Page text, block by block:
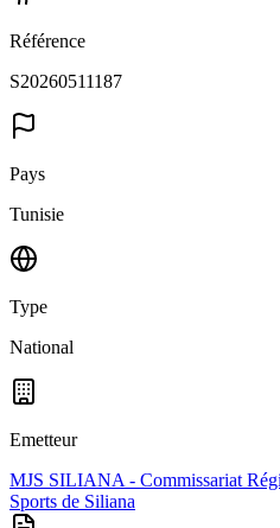
Référence
S20260511187
Pays
Tunisie
Type
National
Emetteur
MJS SILIANA - Commissariat
Sports de Siliana